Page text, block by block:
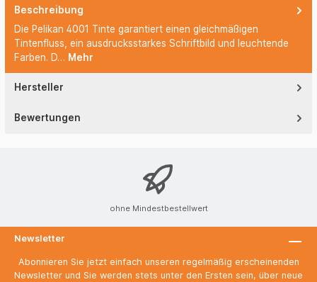
Beschreibung
Die Pelikan 4001 Tinte garantiert einen gleichmäßigen
Tintenfluss, ein ausdrucksstarkes Schriftbild und leuchtende
Farben. D… Mehr
Hersteller
Bewertungen
ohne Mindestbestellwert
Newsletter
Abonnieren Sie jetzt einfach unseren regelmäßig erscheinenden
Newsletter und Sie werden stets unter den Ersten sein, über neue